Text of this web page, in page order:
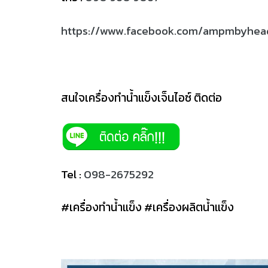
https://www.facebook.com/
สนใจเครื่องทำน้ำแข็งเจ็นไอซ์ ติดต่อ
Tel :098-2675292
#เครื่องทำน้ำแข็ง #เครื่องผลิตน้ำแข็ง